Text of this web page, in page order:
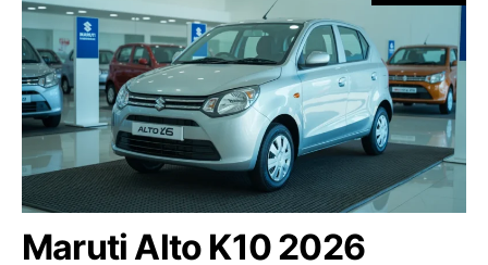
Maruti Alto K10 2026